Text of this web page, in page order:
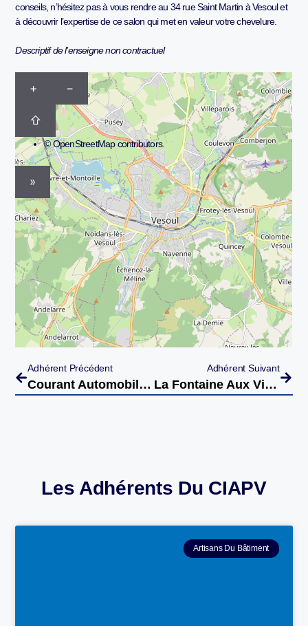
conseils, n’hésitez pas à vous rendre au 34 rue Saint Martin à Vesoul et
à découvrir l’expertise de ce salon qui met en valeur votre chevelure.
Descriptif de l’enseigne non contractuel
+ −
⇧
©OpenStreetMapcontributors.
»
Adhérent Précédent
Courant Automobiles À Vesoul
Adhérent Suivant
La Fontaine Aux Vins À Vesoul
Les Adhérents Du CIAPV
Artisans Du Bâtiment